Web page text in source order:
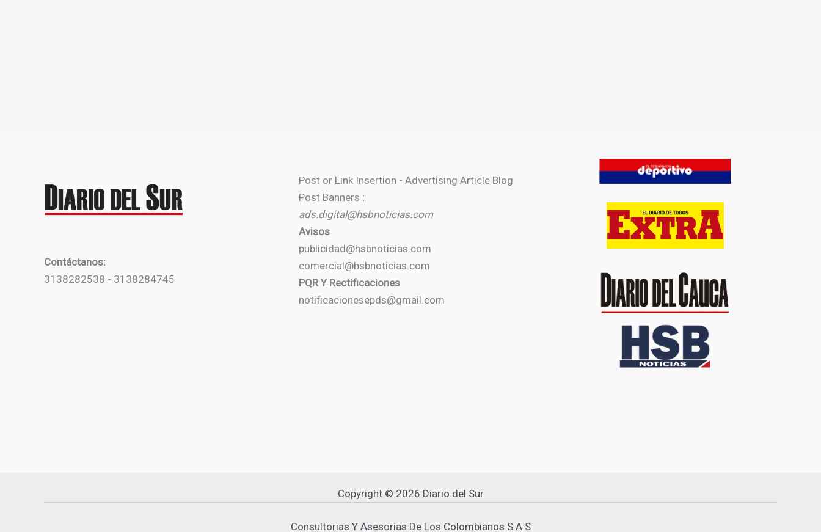
Contáctanos:
3138282538 - 3138284745
Post or Link Insertion - Advertising Article Blog
Post Banners :
ads.digital@hsbnoticias.com
Avisos
publicidad@hsbnoticias.com
comercial@hsbnoticias.com
PQR Y Rectificaciones
notificacionesepds@gmail.com
Copyright © 2026 Diario del Sur
Consultorias Y Asesorias De Los Colombianos S A S